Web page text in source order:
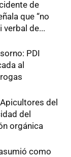
de
que “no
de...
PDI
al
del
del
orgánica
como